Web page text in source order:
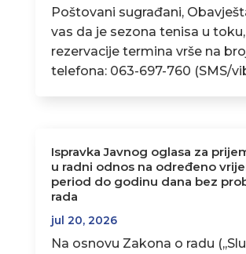
Poštovani sugrađani,
vas da je sezona tenisa u
rezervacije termina vrše na
telefona: 063-697-760 (SMS/
Ispravka Javnog oglasa za
u radni odnos na određeno
period do godinu dana bez
rada
jul 20, 2026
Na osnovu Zakona o radu